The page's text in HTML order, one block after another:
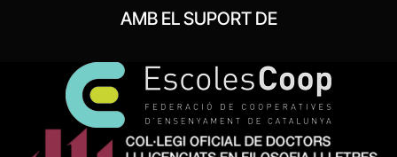
AMB EL SUPORT DE